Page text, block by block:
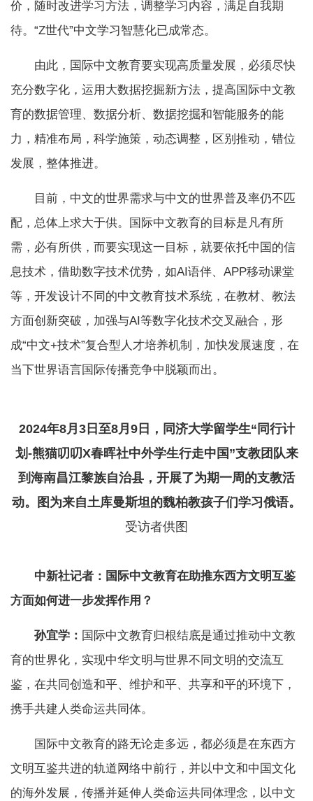
价，随时改进学习方法，调整学习内容，满足自我期
待。“Z世代”中文学习智慧化已成常态。
由此，国际中文教育要实现高质量发展，必须尽快
充分数字化，运用大数据挖掘新方法，提高国际中文教
育的数据管理、数据分析、数据挖掘和智能服务的能
力，精准布局，科学施策，动态调整，区别推动，错位
发展，整体推进。
目前，中文的世界需求与中文的世界普及率仍不匹
配，总体上求大于供。国际中文教育的目标是凡有所
需，必有所供，而要实现这一目标，就要依托中国的信
息技术，借助数字技术优势，如AI语伴、APP移动课堂
等，开发设计不同的中文教育技术系统，在教材、教法
方面创新突破，加强与AI等数字化技术交叉融合，形
成“中文+技术”复合型人才培养机制，加快发展速度，在
当下世界语言国际传播竞争中脱颖而出。
2024年8月3日至8月9日，同济大学留学生“同行计
划-熊猫叨叨X春晖社中外学生行走中国”支教团队来
到海南昌江黎族自治县，开展了为期一周的支教活
动。图为来自土库曼斯坦的魏柏教孩子们学习俄语。
受访者供图
中新社记者：国际中文教育在助推东西方文明互鉴
方面如何进一步发挥作用？
孙宜学： 国际中文教育归根结底是通过推动中文教
育的世界化，实现中华文明与世界不同文明的交流互
鉴，在共同创造和平、维护和平、共享和平的环境下，
携手共建人类命运共同体。
国际中文教育的路无论走多远，都必须是在东西方
文明互鉴共进的轨道网络中前行，并以中文和中国文化
的海外发展，传播并延伸人类命运共同体理念，以中文